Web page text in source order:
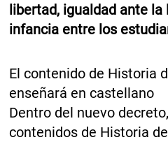
libertad, igualdad ante
infancia entre los
El contenido de Historia
enseñará en castellano
Dentro del nuevo
contenidos de Historia